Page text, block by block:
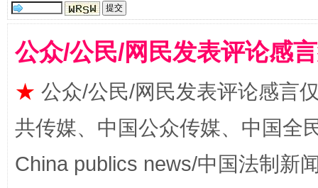
全民健身五年计划来了！等你上场
公众/公民/网民发表评论感
★ 公众/公民/网民发表评论感言
共传媒、中国公众传媒、中国全
China publics news/中国法制新